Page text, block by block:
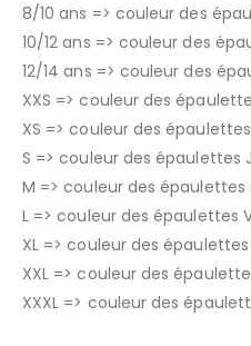
8/10 ans => couleur des
10/12 ans => couleur des
12/14 ans => couleur des
XXS => couleur des
XS => couleur des épaulettes
S => couleur des épaulettes
M => couleur des épaulettes
L => couleur des épaulettes
XL => couleur des épaulettes
XXL => couleur des épaulettes
XXXL => couleur des